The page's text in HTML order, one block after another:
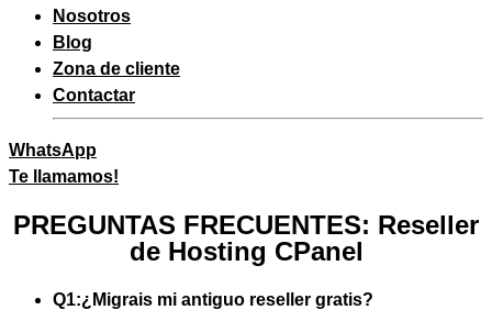
Nosotros
Blog
Zona de cliente
Contactar
WhatsApp
Te llamamos!
PREGUNTAS FRECUENTES: Reseller
de Hosting CPanel
Q1:¿Migrais mi antiguo reseller gratis?